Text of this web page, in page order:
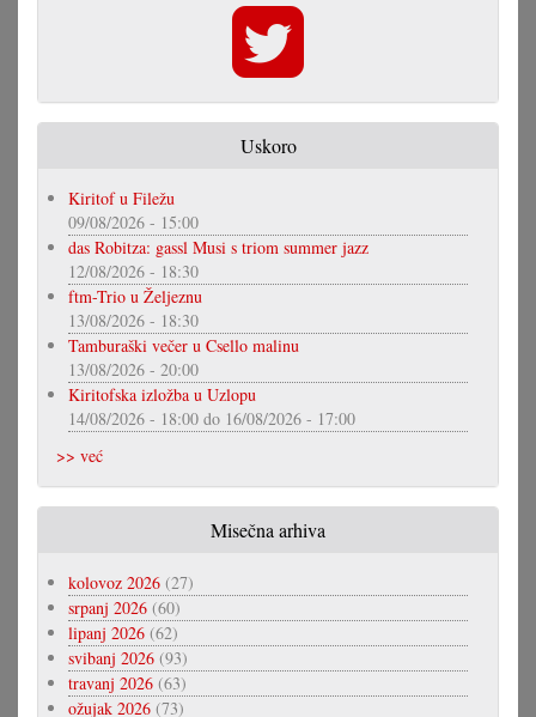
Uskoro
Kiritof u Filežu
09/08/2026 - 15:00
das Robitza: gassl Musi s triom summer jazz
12/08/2026 - 18:30
ftm-Trio u Željeznu
13/08/2026 - 18:30
Tamburaški večer u Csello malinu
13/08/2026 - 20:00
Kiritofska izložba u Uzlopu
14/08/2026 - 18:00 do 16/08/2026 - 17:00
>> već
Misečna arhiva
kolovoz 2026 (27)
srpanj 2026 (60)
lipanj 2026 (62)
svibanj 2026 (93)
travanj 2026 (63)
ožujak 2026 (73)